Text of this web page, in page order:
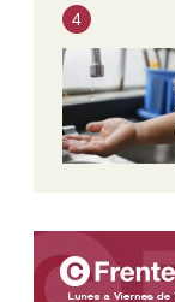
4